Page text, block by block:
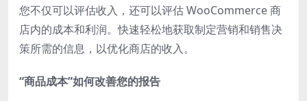
您不仅可以评估收入，还可以评估 WooCommerce 商
店内的成本和利润。快速轻松地获取制定营销和销售决
策所需的信息，以优化商店的收入。
“商品成本”如何改善您的报告